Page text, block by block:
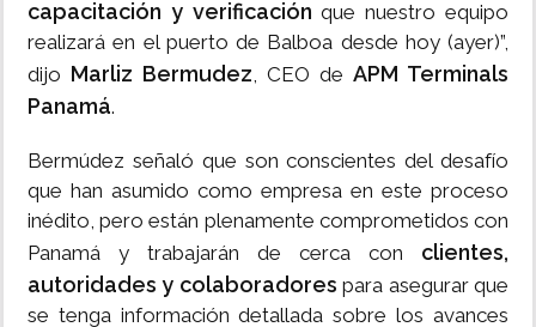
capacitación y verificación que nuestro equipo
realizará en el puerto de Balboa desde hoy (ayer)”,
dijo Marliz Bermudez, CEO de APM Terminals
Panamá.
Bermúdez señaló que son conscientes del desafío
que han asumido como empresa en este proceso
inédito, pero están plenamente comprometidos con
Panamá y trabajarán de cerca con clientes,
autoridades y colaboradores para asegurar que
se tenga información detallada sobre los avances